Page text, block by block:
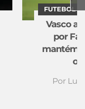
Vasco
por
mantém
o
Por
FUTEBOL